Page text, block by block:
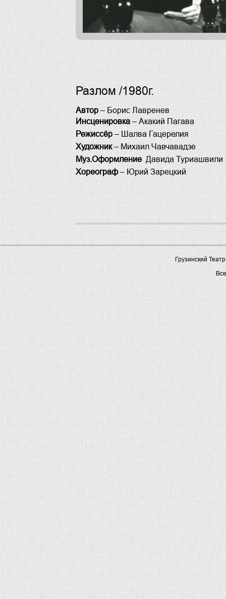
Разлом /1980г.
Автор – Борис Лавренев
Инсценировка – Акакий Пагава
Режиссёр – Шалва Гацерелия
Художник– Михаил Чавчавадзе
Муз.Оформление Давида Туриашвили
Хореограф– Юрий Зарецкий
Грузинский